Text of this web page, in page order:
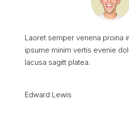
Laoret semper venena proina
ipsume minim vertis evenie
lacusa sagitt platea.
Edward Lewis